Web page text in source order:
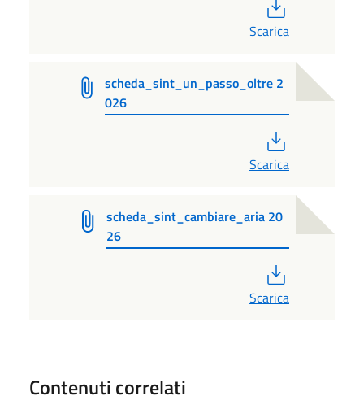
Scarica
scheda_sint_un_passo_oltre 2
026
Scarica
scheda_sint_cambiare_aria 20
26
Scarica
Contenuti correlati